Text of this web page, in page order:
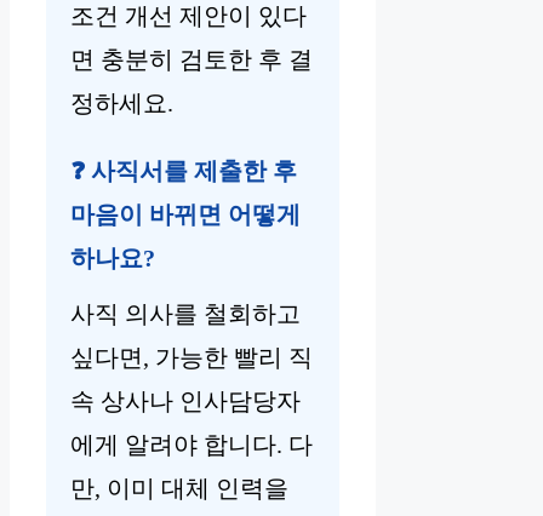
조건 개선 제안이 있다
면 충분히 검토한 후 결
정하세요.
❓ 사직서를 제출한 후
마음이 바뀌면 어떻게
하나요?
사직 의사를 철회하고
싶다면, 가능한 빨리 직
속 상사나 인사담당자
에게 알려야 합니다. 다
만, 이미 대체 인력을